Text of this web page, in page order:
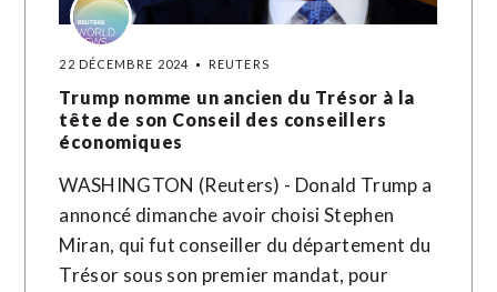
22 DÉCEMBRE 2024 REUTERS
Trump nomme un ancien du Trésor à la
tête de son Conseil des conseillers
économiques
WASHINGTON (Reuters) - Donald Trump a
annoncé dimanche avoir choisi Stephen
Miran, qui fut conseiller du département du
Trésor sous son premier mandat, pour